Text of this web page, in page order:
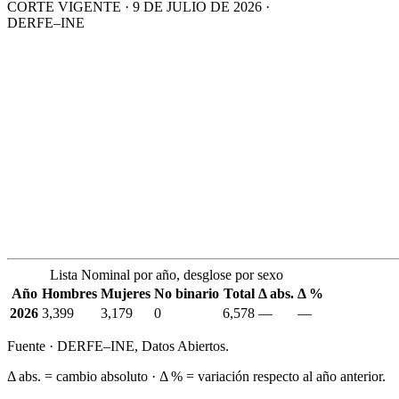
CORTE VIGENTE · 9 DE JULIO DE 2026 ·
DERFE–INE
Lista Nominal por año, desglose por sexo
Año Hombres Mujeres No binario Total Δ abs. Δ %
2026 3,399 3,179 0 6,578 — —
Fuente · DERFE–INE, Datos Abiertos.
Δ abs. = cambio absoluto · Δ % = variación respecto al año anterior.